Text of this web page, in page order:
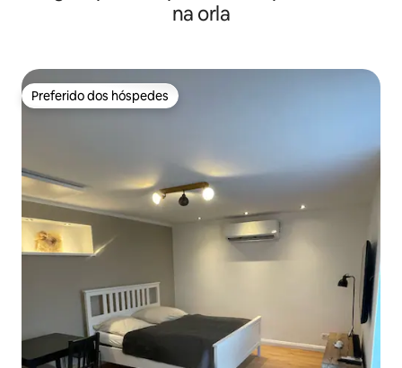
na orla
Preferido dos hóspedes
Preferido dos hóspedes